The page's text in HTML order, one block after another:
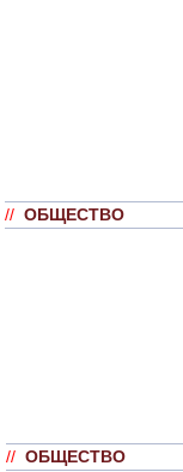
// ОБЩЕСТВО
// ОБЩЕСТВО